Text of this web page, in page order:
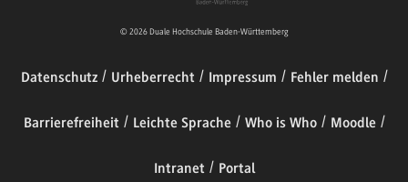
© 2026 Duale Hochschule Baden-Württemberg
Datenschutz Urheberrecht Impressum Fehler melden
Barrierefreiheit Leichte Sprache Who is Who Moodle
Intranet Portal